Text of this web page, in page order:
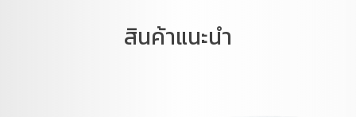
สินค้าแนะนำ